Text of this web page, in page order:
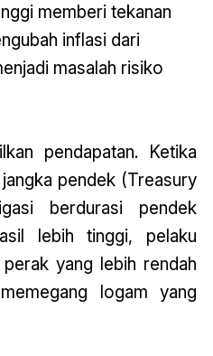
memberi tekanan
inflasi dari
masalah risiko
pendapatan. Ketika
pendek (Treasury
berdurasi pendek
lebih tinggi, pelaku
yang lebih rendah
logam yang